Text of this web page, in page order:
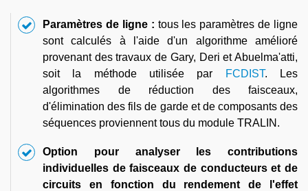
Paramètres de ligne : tous les paramètres de ligne
sont calculés à l'aide d'un algorithme amélioré
provenant des travaux de Gary, Deri et Abuelma'atti,
soit la méthode utilisée par
FCDIST. Les
algorithmes de réduction des faisceaux,
d'élimination des fils de garde et de composants des
séquences proviennent tous du module TRALIN.
Option pour analyser les contributions
individuelles de faisceaux de conducteurs et de
circuits en fonction du rendement de l'effet